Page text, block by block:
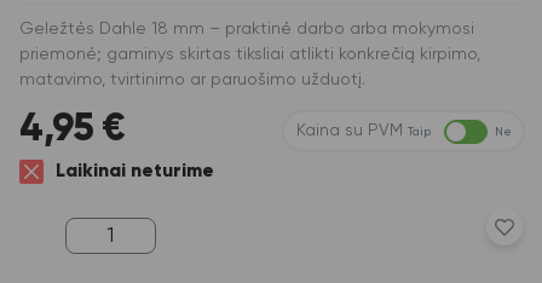
Geležtės Dahle 18 mm – praktinė darbo arba mokymosi
priemonė; gaminys skirtas tiksliai atlikti konkrečią kirpimo,
matavimo, tvirtinimo ar paruošimo užduotį.
4,95 € Kaina su PVM Taip Ne
Laikinai neturime
produkto
kiekis: